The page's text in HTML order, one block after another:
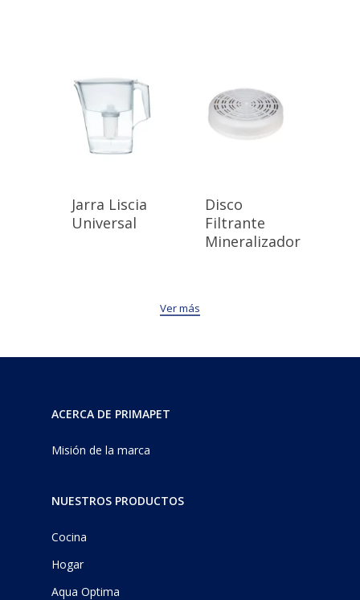
Jarra Liscia
Universal
Disco
Filtrante
Mineralizador
Ver más
ACERCA DE PRIMAPET
Misión de la marca
NUESTROS PRODUCTOS
Cocina
Hogar
Aqua Optima